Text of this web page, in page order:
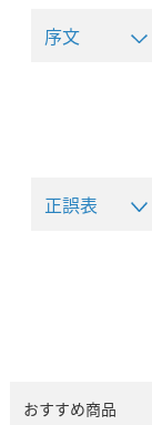
序文
正誤表
おすすめ商品